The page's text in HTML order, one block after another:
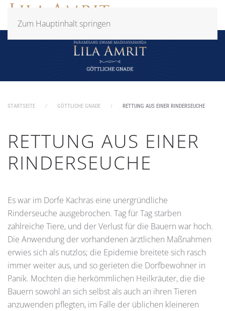
Zum Hauptinhalt springen
STARTSEITE GÖTTLICHE GNADE RETTUNG AUS EINER RINDERSEUCHE
RETTUNG AUS EINER
RINDERSEUCHE
Es war im Dorfe Kachras eine unergründliche
Rinderseuche ausgebrochen. Tag für Tag starben
zahlreiche Tiere, und der Verlust für die Bauern war hoch.
Die Anwendung der vorhandenen ärztlichen Maßnahmen
erwies sich als nutzlos; die Epidemie breitete sich rasch
immer weiter aus, und so gerieten die Dorfbewohner in
Panik. Mochten die herkömmlichen Heilkräuter, die die
Bauern sowohl an sich selbst als auch an ihren Tieren
anzuwenden pflegten, im Falle der üblichen kleineren